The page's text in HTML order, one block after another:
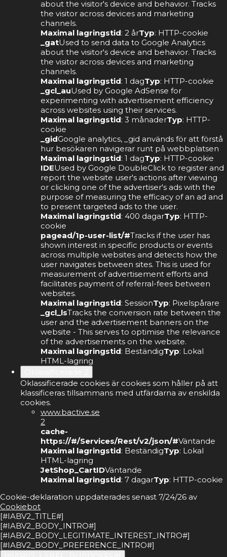
about the visitor's device and behavior. Tracks
the visitor across devices and marketing
channels.
Maximal lagringstid: 2 årTyp: HTTP-cookie
_gatUsed to send data to Google Analytics
about the visitor's device and behavior. Tracks
the visitor across devices and marketing
channels.
Maximal lagringstid: 1 dagTyp: HTTP-cookie
_gcl_auUsed by Google AdSense for
experimenting with advertisement efficiency
across websites using their services.
Maximal lagringstid: 3 månaderTyp: HTTP-
cookie
_gidGoogle analytics, _gid används för att förstå
hur besökaren navigerar runt på webbplatsen
Maximal lagringstid: 1 dagTyp: HTTP-cookie
IDEUsed by Google DoubleClick to register and
report the website user's actions after viewing
or clicking one of the advertiser's ads with the
purpose of measuring the efficacy of an ad and
to present targeted ads to the user.
Maximal lagringstid: 400 dagarTyp: HTTP-
cookie
pagead/1p-user-list/#Tracks if the user has
shown interest in specific products or events
across multiple websites and detects how the
user navigates between sites. This is used for
measurement of advertisement efforts and
facilitates payment of referral-fees between
websites.
Maximal lagringstid: SessionTyp: Pixelspårare
_gcl_lsTracks the conversion rate between the
user and the advertisement banners on the
website - This serves to optimise the relevance
of the advertisements on the website.
Maximal lagringstid: BeständigTyp: Lokal
HTML-lagring
Oklassificerade cookies är cookies som håller på att
klassificeras tillsammans med utfärdarna av enskilda
cookies.
www.bactive.se
2
cache-
https://#/Services/Rest/v2/json/#Väntande
Maximal lagringstid: BeständigTyp: Lokal
HTML-lagring
JetShop_CartIDVäntande
Maximal lagringstid: 7 dagarTyp: HTTP-cookie
Cookie-deklaration uppdaterades senast 7/24/26 av
Cookiebot
[#IABV2_TITLE#]
[#IABV2_BODY_INTRO#]
[#IABV2_BODY_LEGITIMATE_INTEREST_INTRO#]
[#IABV2_BODY_PREFERENCE_INTRO#]